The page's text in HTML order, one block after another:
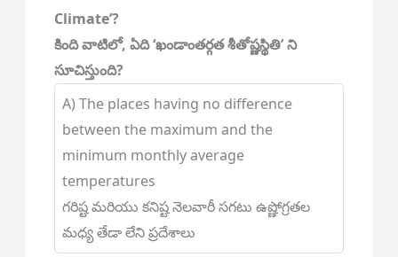
Climate’?
కింది వాటిలో, ఏది ‘ఖండాంతర్గత శీతోష్ణస్థితి’ ని
సూచిస్తుంది?
A) The places having no difference
between the maximum and the
minimum monthly average
temperatures
గరిష్ట మరియు కనిష్ట నెలవారీ సగటు ఉష్ణోగ్రతల
మధ్య తేడా లేని ప్రదేశాలు